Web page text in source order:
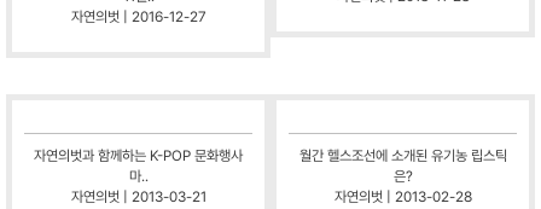
자연의벗 | 2016-12-27
자연의벗과 함께하는 K-POP 문화행사
마..
자연의벗 | 2013-03-21
월간 헬스조선에 소개된 유기농 립스틱
은?
자연의벗 | 2013-02-28